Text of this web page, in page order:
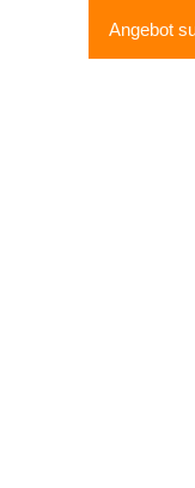
Angebot